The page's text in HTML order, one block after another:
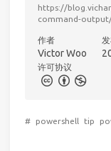
https://
command-
作者
Victor Woo
许可协议
# powershell tip